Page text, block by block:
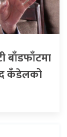
बाँडफाँटमा
कँडेलको